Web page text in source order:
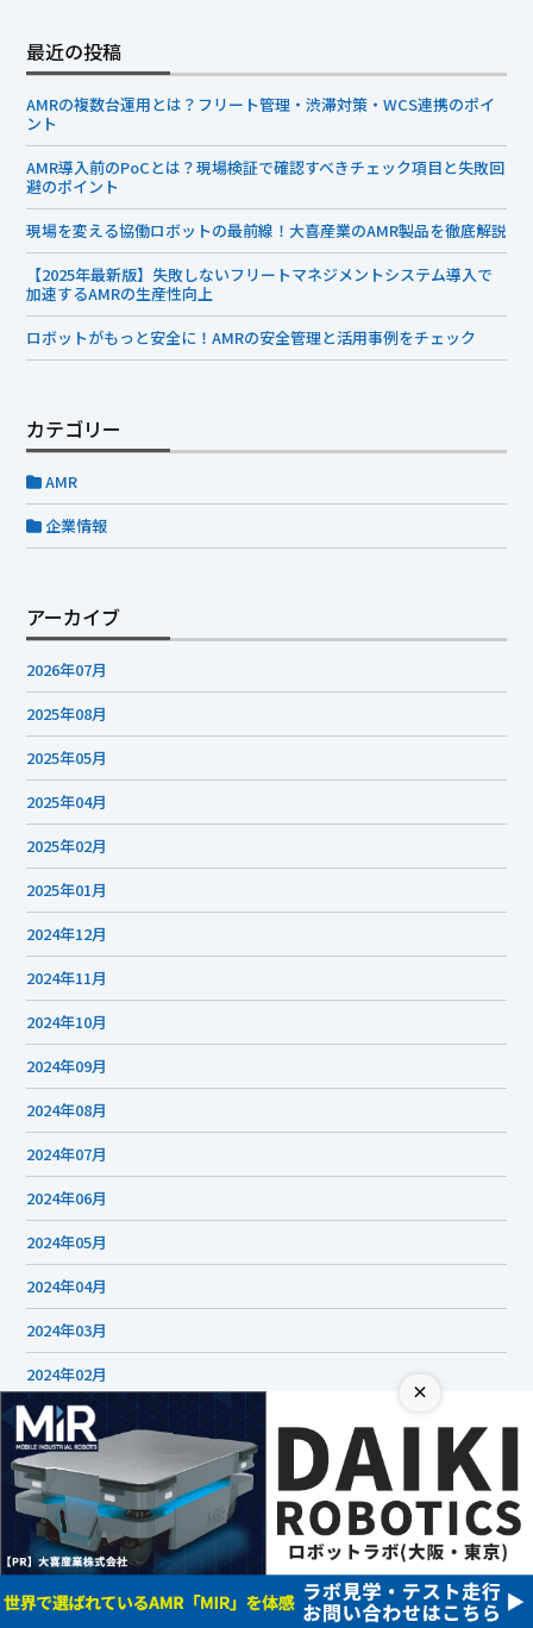
×
ント
AMR導入前のPoCとは？現場検証で確認すべきチェック項目と失敗回
避のポイント
現場を変える協働ロボットの最前線！大喜産業のAMR製品を徹底解説
【2025年最新版】失敗しないフリートマネジメントシステム導入で
加速するAMRの生産性向上
ロボットがもっと安全に！AMRの安全管理と活用事例をチェック
カテゴリー
企業情報
アーカイブ
2025年08月
2025年05月
2025年04月
2025年02月
2025年01月
2024年12月
2024年11月
2024年10月
2024年09月
2024年08月
2024年07月
2024年06月
2024年05月
2024年04月
2024年03月
2024年02月
2024年01月
2023年12月
2023年11月
2023年10月
2023年09月